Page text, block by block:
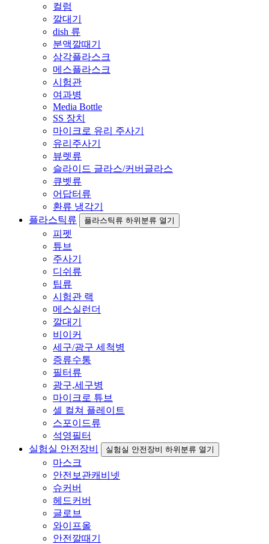
컬럼
깔대기
dish 류
분액깔때기
삼각플라스크
메스플라스크
시험관
여과병
Media Bottle
SS 장치
마이크로 유리 주사기
유리주사기
뷰렛류
슬라이드 글라스/커버글라스
큐벳류
어답터류
환류 냉각기
플라스틱류
플라스틱류 하위분류 열기
피펫
튜브
주사기
디쉬류
팁류
시험관 랙
메스실런더
깔대기
비이커
세구/광구 세척병
증류수통
필터류
광구,세구병
마이크로 튜브
셀 컬쳐 플레이트
스포이드류
석영필터
실험실 안전장비
실험실 안전장비 하위분류 열기
마스크
안전보관캐비넷
슈커버
헤드커버
글로브
와이프올
안전깔때기